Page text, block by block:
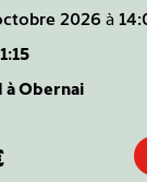
2026 à
Obernai